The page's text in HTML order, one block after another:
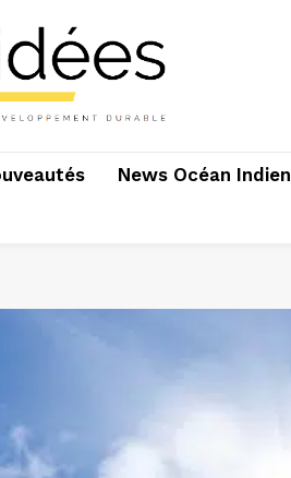
News Océan Indien